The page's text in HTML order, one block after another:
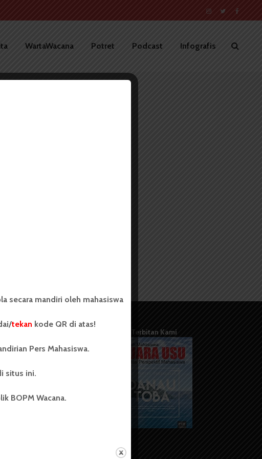
WartaWacana Potret Podcast Infografis
Terbitan Kami
secara mandiri oleh mahasiswa
tekan kode QR di atas!
Pers Mahasiswa.
situs ini.
BOPM Wacana.